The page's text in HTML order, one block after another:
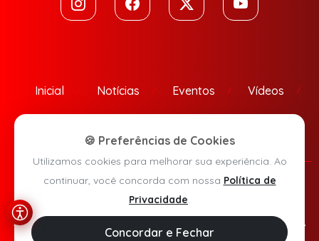
Inicial Notícias Eventos Vídeos
Política de Privacidade
Agora Sudoeste © 2026 - Todos os direitos reservados.
🍪 Preferências de Cookies
Utilizamos cookies para melhorar sua experiência. Ao
continuar, você concorda com nossa Política de
Privacidade.
Concordar e Fechar